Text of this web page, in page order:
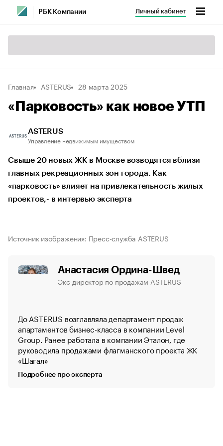
РБК Компании Личный кабинет
Главная ASTERUS 28 марта 2025
«Парковость» как новое УТП
ASTERUS
Управление недвижимым имуществом
Свыше 20 новых ЖК в Москве возводятся вблизи
главных рекреационных зон города. Как
«парковость» влияет на привлекательность жилых
проектов,- в интервью эксперта
Источник изображения: Пресс-служба ASTERUS
Анастасия Ордина-Швед
Экс-директор по продажам ASTERUS
До ASTERUS возглавляла департамент продаж
апартаментов бизнес-класса в компании Level
Group. Ранее работала в компании Эталон, где
руководила продажами флагманского проекта ЖК
«Шагал»
Подробнее про эксперта